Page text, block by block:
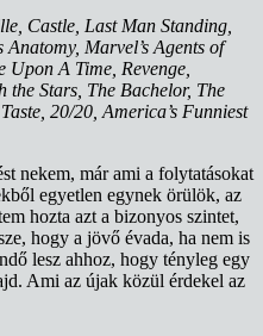
Castle, Last Man Standing,
Marvel’s Agents of
A Time, Revenge,
Stars, The Bachelor, The
20/20, America’s Funniest
nekem, már ami a folytatásokat
egyetlen egynek örülök, az
hozta azt a bizonyos szintet,
hogy a jövő évada, ha nem is
lesz ahhoz, hogy tényleg egy
Ami az újak közül érdekel az